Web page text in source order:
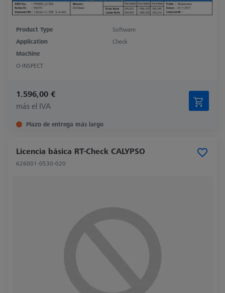
Product Type
Software
Application
Check
Machine
O-INSPECT
1.596,00 €
más el IVA
Plazo de entrega más largo
Licencia básica RT-Check CALYPSO
626001-0530-020